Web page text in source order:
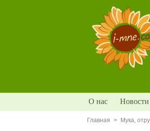
О нас Новости
Главная > Мука,